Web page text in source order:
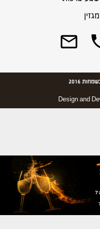
מגזין
2016
Design and